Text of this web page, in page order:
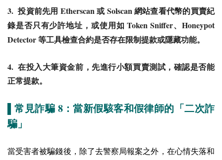
3.投資前先用 Etherscan 或 Solscan 網站查看代幣的買賣紀
錄是否只有少許地址，或使用如Token Sniffer、Honeypot
Detector 等工具檢查合約是否存在限制提款或隱藏功能。
4. 在投入大筆資金前，先進行小額買賣測試，確認是否能
正常提款。
▌常見詐騙 8：當新假駭客和假律師的「二次詐
騙」
當受害者被騙錢後，除了去警察局報案之外，在心情失落和